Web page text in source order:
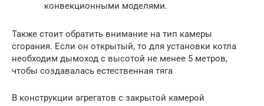
конвекционными моделями.
Также стоит обратить внимание на тип камеры
сгорания. Если он открытый, то для установки котла
необходим дымоход с высотой не менее 5 метров,
чтобы создавалась естественная тяга
В конструкции агрегатов с закрытой камерой